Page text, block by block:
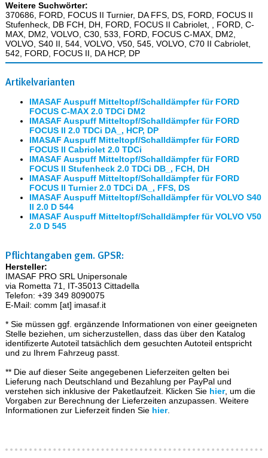
Weitere Suchwörter:
370686, FORD, FOCUS II Turnier, DA FFS, DS, FORD, FOCUS II
Stufenheck, DB FCH, DH, FORD, FOCUS II Cabriolet, , FORD, C-
MAX, DM2, VOLVO, C30, 533, FORD, FOCUS C-MAX, DM2,
VOLVO, S40 II, 544, VOLVO, V50, 545, VOLVO, C70 II Cabriolet,
542, FORD, FOCUS II, DA HCP, DP
Artikelvarianten
IMASAF Auspuff Mitteltopf/Schalldämpfer für FORD
FOCUS C-MAX 2.0 TDCi DM2
IMASAF Auspuff Mitteltopf/Schalldämpfer für FORD
FOCUS II 2.0 TDCi DA_, HCP, DP
IMASAF Auspuff Mitteltopf/Schalldämpfer für FORD
FOCUS II Cabriolet 2.0 TDCi
IMASAF Auspuff Mitteltopf/Schalldämpfer für FORD
FOCUS II Stufenheck 2.0 TDCi DB_, FCH, DH
IMASAF Auspuff Mitteltopf/Schalldämpfer für FORD
FOCUS II Turnier 2.0 TDCi DA_, FFS, DS
IMASAF Auspuff Mitteltopf/Schalldämpfer für VOLVO S40
II 2.0 D 544
IMASAF Auspuff Mitteltopf/Schalldämpfer für VOLVO V50
2.0 D 545
Pflichtangaben gem. GPSR:
Hersteller:
IMASAF PRO SRL Unipersonale
via Rometta 71, IT-35013 Cittadella
Telefon: +39 349 8090075
E-Mail: comm [at] imasaf.it
* Sie müssen ggf. ergänzende Informationen von einer geeigneten
Stelle beziehen, um sicherzustellen, dass das über den Katalog
identifizerte Autoteil tatsächlich dem gesuchten Autoteil entspricht
und zu Ihrem Fahrzeug passt.
** Die auf dieser Seite angegebenen Lieferzeiten gelten bei
Lieferung nach Deutschland und Bezahlung per PayPal und
verstehen sich inklusive der Paketlaufzeit. Klicken Sie hier, um die
Vorgaben zur Berechnung der Lieferzeiten anzupassen. Weitere
Informationen zur Lieferzeit finden Sie hier.